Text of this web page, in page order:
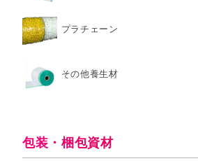
プラチェーン
その他養生材
包装・梱包資材